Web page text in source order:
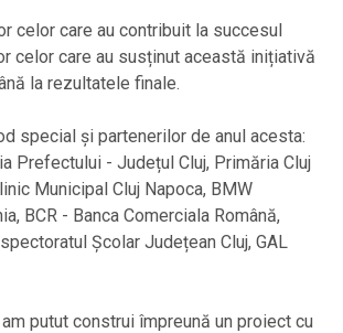
celor care au contribuit la succesul
celor care au susținut această inițiativă
la rezultatele finale.
special și partenerilor de anul acesta:
Prefectului - Județul Cluj, Primăria Cluj
Municipal Cluj Napoca, BMW
BCR - Banca Comerciala Română,
Școlar Județean Cluj, GAL
putut construi împreună un proiect cu